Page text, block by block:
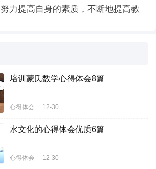
力提高自身的素质，不断地提高教
培训蒙氏数学心得体会8篇
心得体会 12-30
水文化的心得体会优质6篇
心得体会 12-30